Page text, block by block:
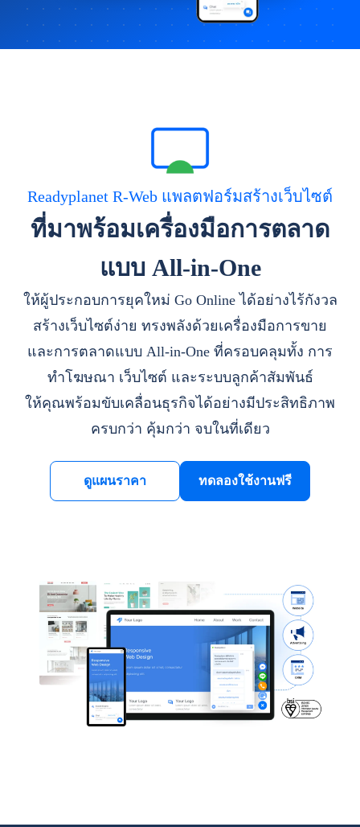
Readyplanet R-Web แพลตฟอร์มสร้างเว็บไซต์
ที่มาพร้อมเครื่องมือการตลาด
แบบ All-in-One
ให้ผู้ประกอบการยุคใหม่ Go Online ได้อย่างไร้กังวล
สร้างเว็บไซต์ง่าย ทรงพลังด้วยเครื่องมือการขาย
และการตลาดแบบ All-in-One ที่ครอบคลุมทั้ง การ
ทำโฆษณา เว็บไซต์ และระบบลูกค้าสัมพันธ์
ให้คุณพร้อมขับเคลื่อนธุรกิจได้อย่างมีประสิทธิภาพ
ครบกว่า คุ้มกว่า จบในที่เดียว
ดูแผนราคา ทดลองใช้งานฟรี